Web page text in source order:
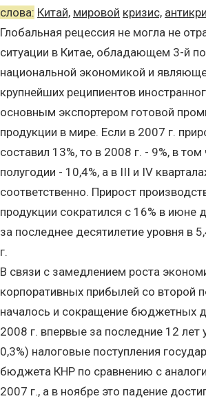
слова: Китай, мировой кризис,
Глобальная рецессия не могла не
ситуации в Китае, обладающем 3-й
национальной экономикой и
крупнейших реципиентов
основным экспортером готовой
продукции в мире. Если в 2007 г.
составил 13%, то в 2008 г. - 9%, в
полугодии - 10,4%, а в III и IV
соответственно. Прирост
продукции сократился с 16% в июне
за последнее десятилетие уровня в
г.
В связи с замедлением роста
корпоративных прибылей со второй
началось и сокращение бюджетных
2008 г. впервые за последние 12
0,3%) налоговые поступления
бюджета КНР по сравнению с
2007 г., а в ноябре это падение